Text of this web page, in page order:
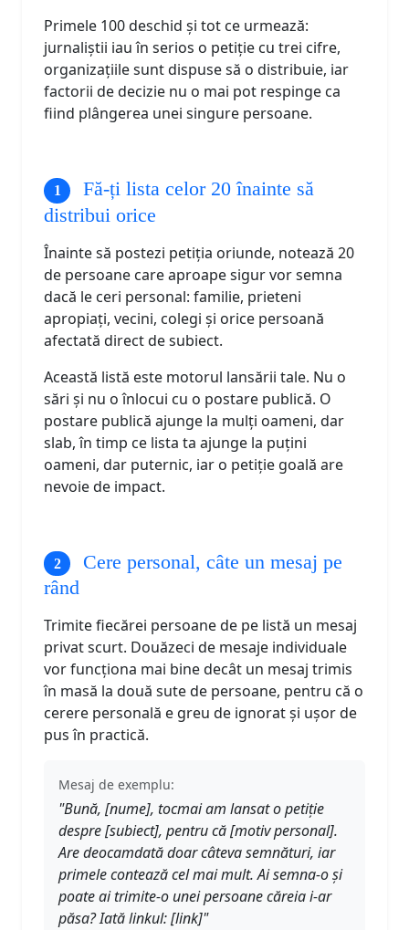
Primele 100 deschid și tot ce urmează:
jurnaliștii iau în serios o petiție cu trei cifre,
organizațiile sunt dispuse să o distribuie, iar
factorii de decizie nu o mai pot respinge ca
fiind plângerea unei singure persoane.
Fă-ți lista celor 20 înainte să
distribui orice
Înainte să postezi petiția oriunde, notează 20
de persoane care aproape sigur vor semna
dacă le ceri personal: familie, prieteni
apropiați, vecini, colegi și orice persoană
afectată direct de subiect.
Această listă este motorul lansării tale. Nu o
sări și nu o înlocui cu o postare publică. O
postare publică ajunge la mulți oameni, dar
slab, în timp ce lista ta ajunge la puțini
oameni, dar puternic, iar o petiție goală are
nevoie de impact.
Cere personal, câte un mesaj pe
rând
Trimite fiecărei persoane de pe listă un mesaj
privat scurt. Douăzeci de mesaje individuale
vor funcționa mai bine decât un mesaj trimis
în masă la două sute de persoane, pentru că o
cerere personală e greu de ignorat și ușor de
pus în practică.
Mesaj de exemplu:
"Bună, [nume], tocmai am lansat o petiție
despre [subiect], pentru că [motiv personal].
Are deocamdată doar câteva semnături, iar
primele contează cel mai mult. Ai semna-o și
poate ai trimite-o unei persoane căreia i-ar
păsa? Iată linkul: [link]"